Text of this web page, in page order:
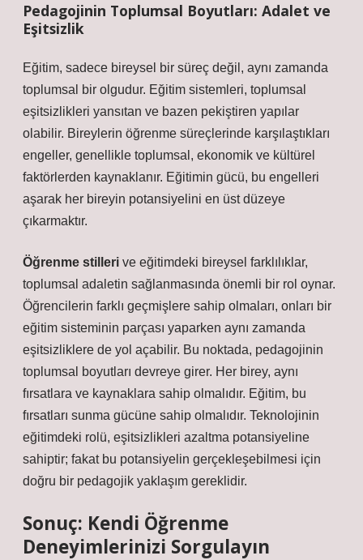
Pedagojinin Toplumsal Boyutları: Adalet ve
Eşitsizlik
Eğitim, sadece bireysel bir süreç değil, aynı zamanda
toplumsal bir olgudur. Eğitim sistemleri, toplumsal
eşitsizlikleri yansıtan ve bazen pekiştiren yapılar
olabilir. Bireylerin öğrenme süreçlerinde karşılaştıkları
engeller, genellikle toplumsal, ekonomik ve kültürel
faktörlerden kaynaklanır. Eğitimin gücü, bu engelleri
aşarak her bireyin potansiyelini en üst düzeye
çıkarmaktır.
Öğrenme stilleri ve eğitimdeki bireysel farklılıklar,
toplumsal adaletin sağlanmasında önemli bir rol oynar.
Öğrencilerin farklı geçmişlere sahip olmaları, onları bir
eğitim sisteminin parçası yaparken aynı zamanda
eşitsizliklere de yol açabilir. Bu noktada, pedagojinin
toplumsal boyutları devreye girer. Her birey, aynı
fırsatlara ve kaynaklara sahip olmalıdır. Eğitim, bu
fırsatları sunma gücüne sahip olmalıdır. Teknolojinin
eğitimdeki rolü, eşitsizlikleri azaltma potansiyeline
sahiptir; fakat bu potansiyelin gerçekleşebilmesi için
doğru bir pedagojik yaklaşım gereklidir.
Sonuç: Kendi Öğrenme
Deneyimlerinizi Sorgulayın